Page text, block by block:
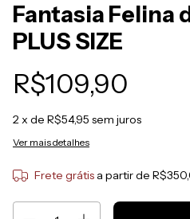
Fantasia Felina
PLUS SIZE
R$109,90
2x de R$54,95 sem juros
Ver mais detalhes
Frete grátis a partir de